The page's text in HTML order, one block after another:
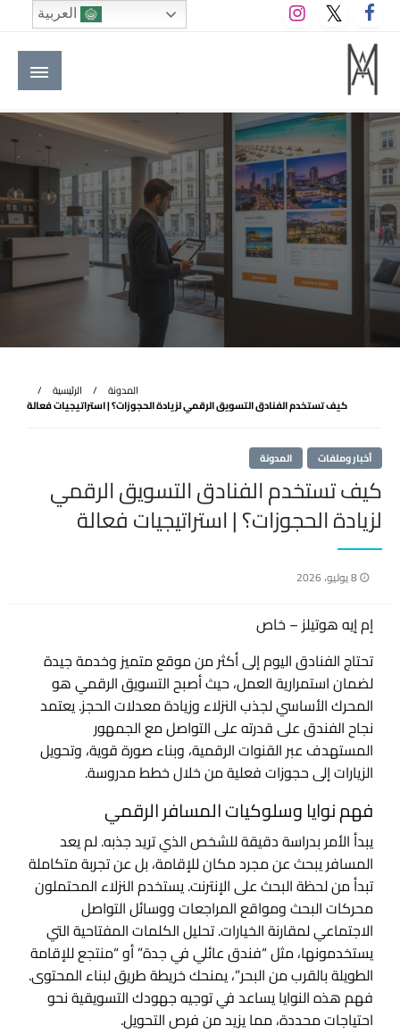
التخطي
إلى
المحتوى
M A hotels | إم ايه هوتيلز
الموقع الأول للعاملين في الفنادق في العالم العربي
الرئيسية
المدونة
كيف تستخدم الفنادق التسويق الرقمي لزيادة الحجوزات؟ | استراتيجيات فعالة
المدونة أخبار وملفات
كيف تستخدم الفنادق التسويق الرقمي
لزيادة الحجوزات؟ | استراتيجيات فعالة
نُشر
8 يوليو، 2026
إم إيه هوتيلز – خاص
تحتاج الفنادق اليوم إلى أكثر من موقع متميز وخدمة جيدة
لضمان استمرارية العمل، حيث أصبح التسويق الرقمي هو
المحرك الأساسي لجذب النزلاء وزيادة معدلات الحجز. يعتمد
نجاح الفندق على قدرته على التواصل مع الجمهور
المستهدف عبر القنوات الرقمية، وبناء صورة قوية، وتحويل
الزيارات إلى حجوزات فعلية من خلال خطط مدروسة.
فهم نوايا وسلوكيات المسافر الرقمي
يبدأ الأمر بدراسة دقيقة للشخص الذي تريد جذبه. لم يعد
المسافر يبحث عن مجرد مكان للإقامة، بل عن تجربة متكاملة
تبدأ من لحظة البحث على الإنترنت. يستخدم النزلاء المحتملون
محركات البحث ومواقع المراجعات ووسائل التواصل
الاجتماعي لمقارنة الخيارات. تحليل الكلمات المفتاحية التي
يستخدمونها، مثل “فندق عائلي في جدة” أو “منتجع للإقامة
الطويلة بالقرب من البحر”، يمنحك خريطة طريق لبناء المحتوى.
فهم هذه النوايا يساعد في توجيه جهودك التسويقية نحو
احتياجات محددة، مما يزيد من فرص التحويل.
العربية